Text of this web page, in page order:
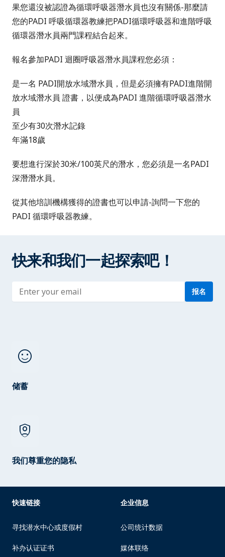
果您還沒被認證為循環呼吸器潛水員也沒有關係-那麼請
您的PADI 呼吸循環器教練把PADI循環呼吸器和進階呼吸
循環器潛水員兩門課程結合起來。
報名參加PADI 迴圈呼吸器潛水員課程您必須：
是一名 PADI開放水域潛水員 ，但是必須擁有PADI進階開
放水域潛水員 證書，以便成為PADI 進階循環呼吸器潛水
員
至少有30次潛水記錄
年滿18歲
要想進行深於30米/100英尺的潛水，您必須是一名PADI
深潛潛水員。
從其他培訓機構獲得的證書也可以申請-詢問一下您的
PADI 循環呼吸器教練。
快来和我们一起探索吧！
Enter address 报名
sentiment_satisfied
储蓄
shield_person
我们尊重您的隐私
快速链接
寻找潜水中心或度假村
补办认证证书
企业信息
公司统计数据
媒体联络